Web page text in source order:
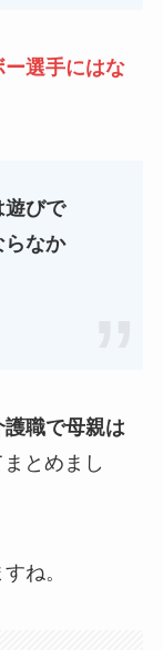
ー選手にはな
遊びで
らなか
護職で母親は
とめまし
ね。